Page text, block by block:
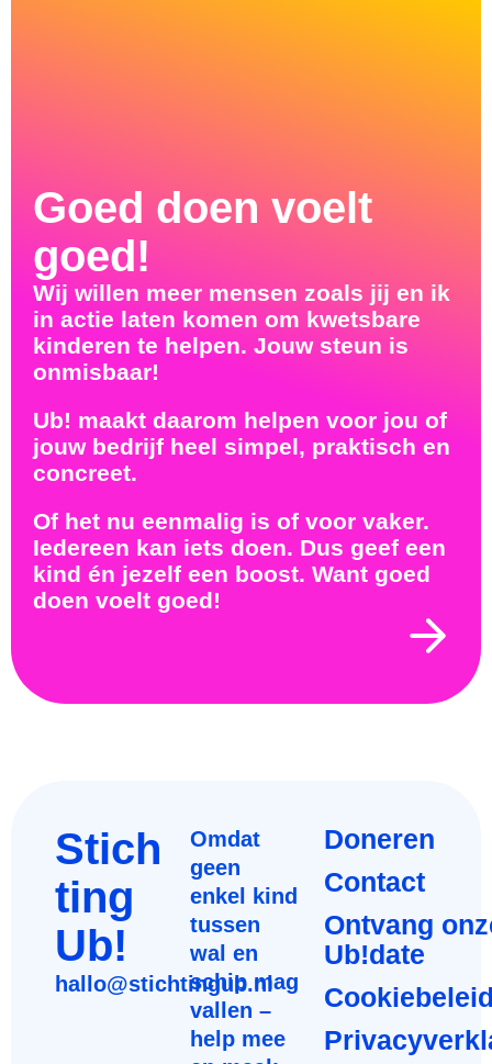
Goed doen voelt
goed!
Wij willen meer mensen zoals jij en ik
in actie laten komen om kwetsbare
kinderen te helpen. Jouw steun is
onmisbaar!
Ub! maakt daarom helpen voor jou of
jouw bedrijf heel simpel, praktisch en
concreet.
Of het nu eenmalig is of voor vaker.
Iedereen kan iets doen. Dus geef een
kind én jezelf een boost. Want goed
doen voelt goed!
Stich
ting
Ub!
hallo@stichtingub.nl
Omdat
geen
enkel kind
tussen
wal en
schip mag
vallen –
help mee
Doneren
Contact
Ontvang
Ub!date